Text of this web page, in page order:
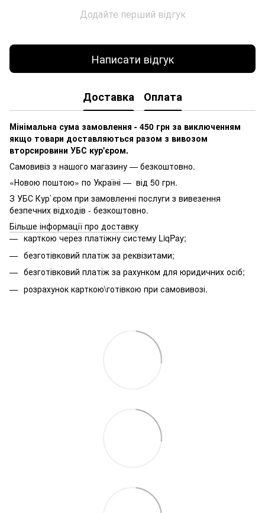
Додайте перший відгук
Написати відгук
Доставка Оплата
Мінімальна сума замовлення - 450 грн за виключенням
якщо товари доставляються разом з вивозом
вторсировини УБС кур'єром.
Самовивіз з нашого магазину — безкоштовно.
«Новою поштою» по Україні — від 50 грн.
З УБС Кур`єром при замовленні послуги з вивезення
безпечних відходів - безкоштовно.
Більше інформації про доставку
карткою через платіжну систему LiqPay;
безготівковий платіж за реквізитами;
безготівковий платіж за рахунком для юридичних осіб;
розрахунок карткою\готівкою при самовивозі.